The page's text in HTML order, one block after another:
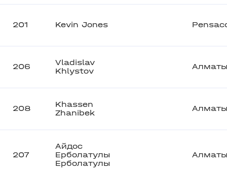
201 Kevin Jones
206
Vladislav
Khlystov
208
Khassen
Zhanibek
207
Айдос
Ерболатулы
Ерболатулы